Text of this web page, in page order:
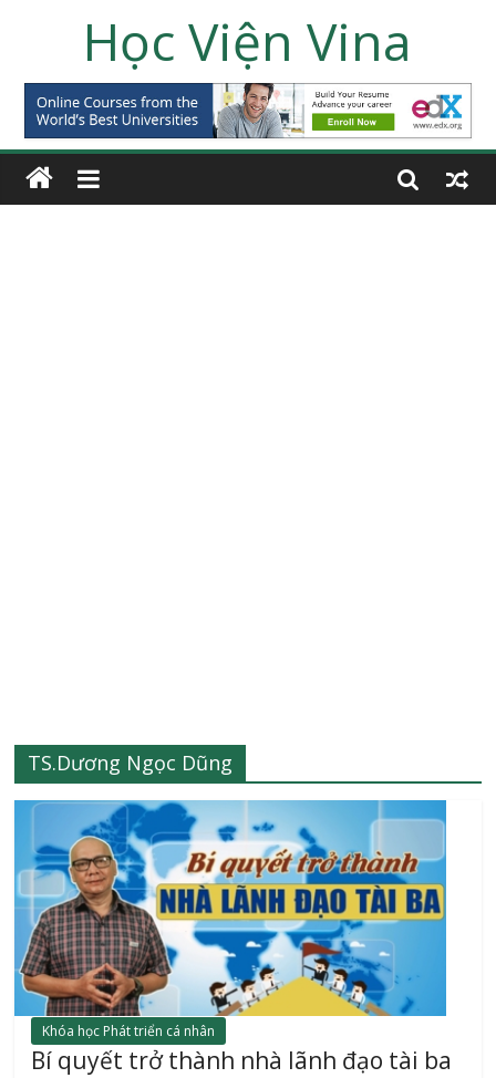
Học Viện Vina
TS.Dương Ngọc Dũng
Khóa học Phát triển cá nhân
Bí quyết trở thành nhà lãnh đạo tài ba